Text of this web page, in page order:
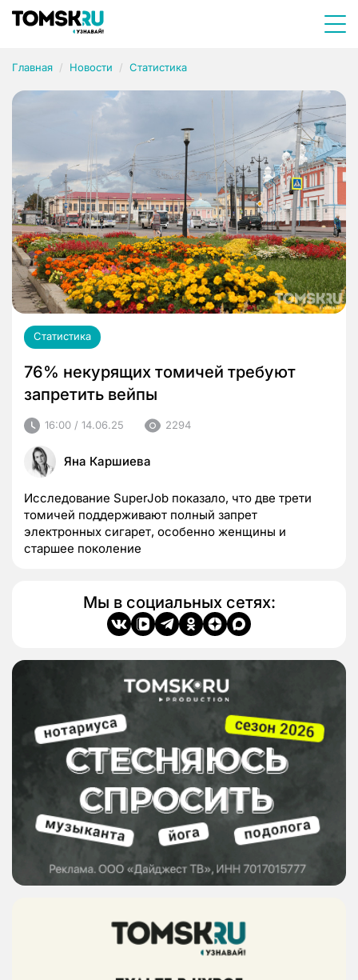
Главная Новости Статистика
Статистика
76% некурящих томичей требуют
запретить вейпы
16:00 / 14.06.25 2294
Яна Каршиева
Исследование SuperJob показало, что две трети
томичей поддерживают полный запрет
электронных сигарет, особенно женщины и
старшее поколение
Мы в социальных сетях: